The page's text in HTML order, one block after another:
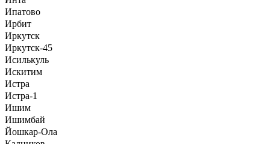
Ипатово
Ирбит
Иркутск
Иркутск-45
Исилькуль
Искитим
Истра
Истра-1
Ишим
Ишимбай
Йошкар-Ола